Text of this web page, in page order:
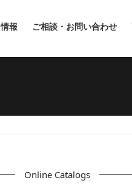
報 ご相談・お問い合わせ
Online Catalogs